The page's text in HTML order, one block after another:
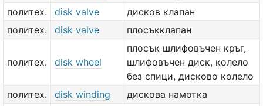
политех.
disk valve
дисков клапан
политех.
disk valve плосъкклапан
политех. disk wheel
плосък шлифовъчен кръг,
шлифовъчен диск, колело
без спици, дисково колело
политех.
disk winding дискова намотка